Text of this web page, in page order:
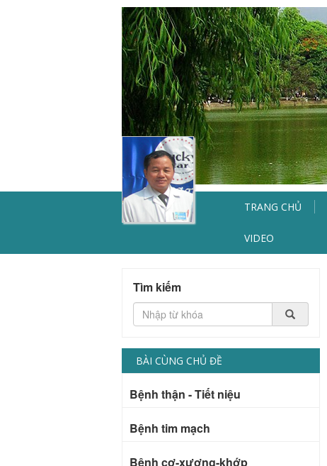
TRANG CHỦ
VIDEO
Tìm kiếm
BÀI CÙNG CHỦ ĐỀ
Bệnh thận - Tiết niệu
Bệnh tim mạch
Bệnh cơ-xương-khớp